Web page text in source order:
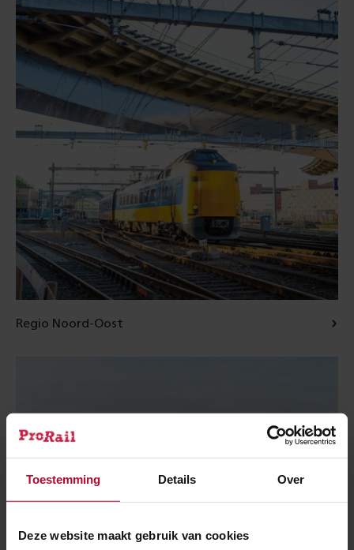
Toestemming Details Over
Deze website maakt gebruik van cookies
Regio Noord-Oost